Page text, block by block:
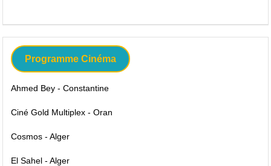
Programme Cinéma
Ahmed Bey - Constantine
Ciné Gold Multiplex - Oran
Cosmos - Alger
El Sahel - Alger